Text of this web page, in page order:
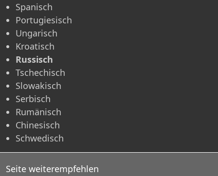
Spanisch
Portugiesisch
Ungarisch
Kroatisch
Russisch
Tschechisch
Slowakisch
Serbisch
Rumänisch
Chinesisch
Schwedisch
Seite weiterempfehlen